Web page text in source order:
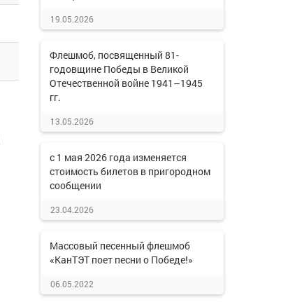
19.05.2026
Флешмоб, посвященный 81-
годовщине Победы в Великой
Отечественной войне 1941–1945
гг.
13.05.2026
с 1 мая 2026 года изменяется
стоимость билетов в пригородном
сообщении
23.04.2026
Массовый песенный флешмоб
«КанТЭТ поет песни о Победе!»
06.05.2022